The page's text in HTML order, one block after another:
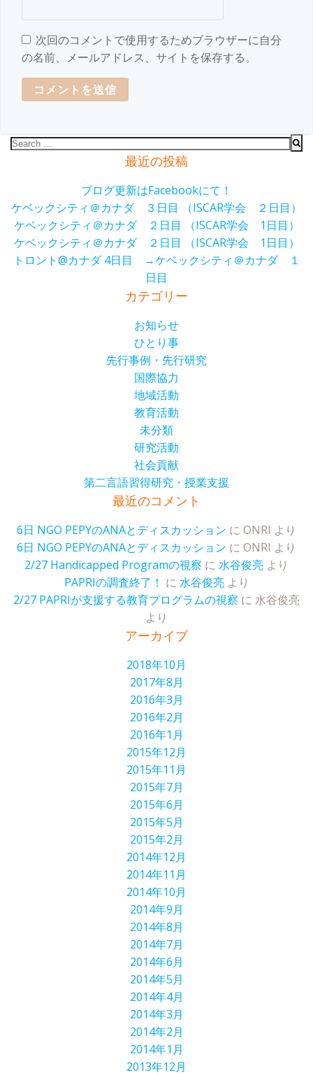
次回のコメントで使用するためブラウザーに自分
の名前、メールアドレス、サイトを保存する。
Search
最近の投稿
ブログ更新はFacebookにて！
ケベックシティ＠カナダ ３日目 （ISCAR学会 ２日目）
ケベックシティ＠カナダ ２日目 （ISCAR学会 1日目）
ケベックシティ＠カナダ ２日目 （ISCAR学会 1日目）
トロント@カナダ 4日目 →ケベックシティ＠カナダ １
日目
カテゴリー
お知らせ
ひとり事
先行事例・先行研究
国際協力
地域活動
教育活動
未分類
研究活動
社会貢献
第二言語習得研究・授業支援
最近のコメント
6日 NGO PEPYのANAとディスカッション に ONRI より
6日 NGO PEPYのANAとディスカッション に ONRI より
2/27 Handicapped Programの視察 に 水谷俊亮 より
PAPRIの調査終了！ に 水谷俊亮より
2/27 PAPRIが支援する教育プログラムの視察 に 水谷俊亮
より
アーカイブ
2018年10月
2017年8月
2016年3月
2016年2月
2016年1月
2015年12月
2015年11月
2015年7月
2015年6月
2015年5月
2015年2月
2014年12月
2014年11月
2014年10月
2014年9月
2014年8月
2014年7月
2014年6月
2014年5月
2014年4月
2014年3月
2014年2月
2014年1月
2013年12月